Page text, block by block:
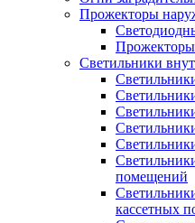
Прожекторы
Прожекторы
Светильники
помещений
кассетных